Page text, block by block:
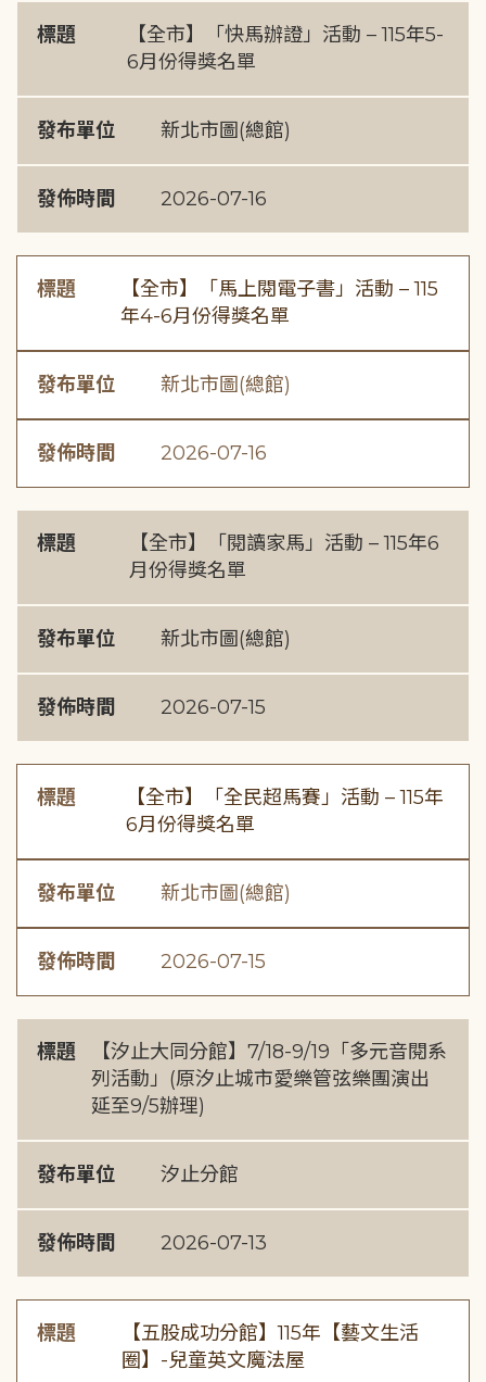
標題
【全市】「快馬辦證」活動 – 115年5-
6月份得獎名單
發布單位 新北市圖(總館)
發佈時間 2026-07-16
標題
【全市】「馬上閱電子書」活動 – 115
年4-6月份得獎名單
發布單位 新北市圖(總館)
發佈時間 2026-07-16
標題
【全市】「閱讀家馬」活動 – 115年6
月份得獎名單
發布單位 新北市圖(總館)
發佈時間 2026-07-15
標題
【全市】「全民超馬賽」活動 – 115年
6月份得獎名單
發布單位 新北市圖(總館)
發佈時間 2026-07-15
標題
【汐止大同分館】7/18-9/19「多元音閱系
列活動」(原汐止城市愛樂管弦樂團演出
延至9/5辦理)
發布單位 汐止分館
發佈時間 2026-07-13
標題
【五股成功分館】115年【藝文生活
圈】-兒童英文魔法屋